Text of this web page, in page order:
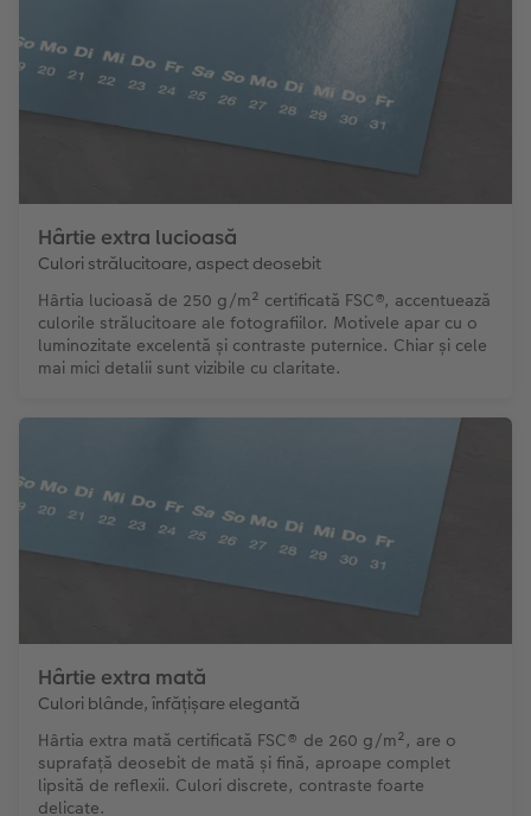
Hârtie extra lucioasă
Culori strălucitoare, aspect deosebit
Hârtia lucioasă de 250 g/m² certificată FSC®, accentuează
culorile strălucitoare ale fotografiilor. Motivele apar cu o
luminozitate excelentă și contraste puternice. Chiar și cele
mai mici detalii sunt vizibile cu claritate.
Hârtie extra mată
Culori blânde, înfățișare elegantă
Hârtia extra mată certificată FSC® de 260 g/m², are o
suprafață deosebit de mată și fină, aproape complet
lipsită de reflexii. Culori discrete, contraste foarte
delicate.